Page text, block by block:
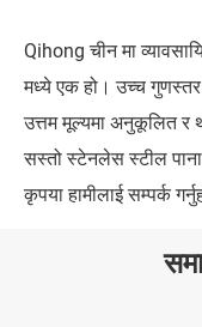
Qihong चीन मा
मध्ये एक हो। उच्च गुणस्तर
उत्तम मूल्यमा अनुकूलित र
सस्तो स्टेनलेस स्टील पाना
कृपया हामीलाई सम्पर्क